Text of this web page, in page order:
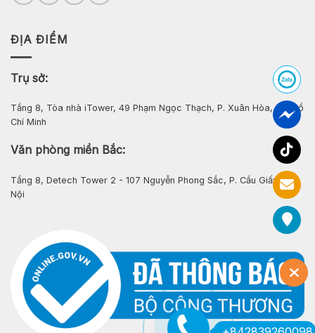
ĐỊA ĐIỂM
Trụ sở:
Tầng 8, Tòa nhà iTower, 49 Phạm Ngọc Thạch, P. Xuân Hòa, Tp. Hồ
Chí Minh
Văn phòng miền Bắc:
Tầng 8, Detech Tower 2 - 107 Nguyễn Phong Sắc, P. Cầu Giấy, Hà
Nội